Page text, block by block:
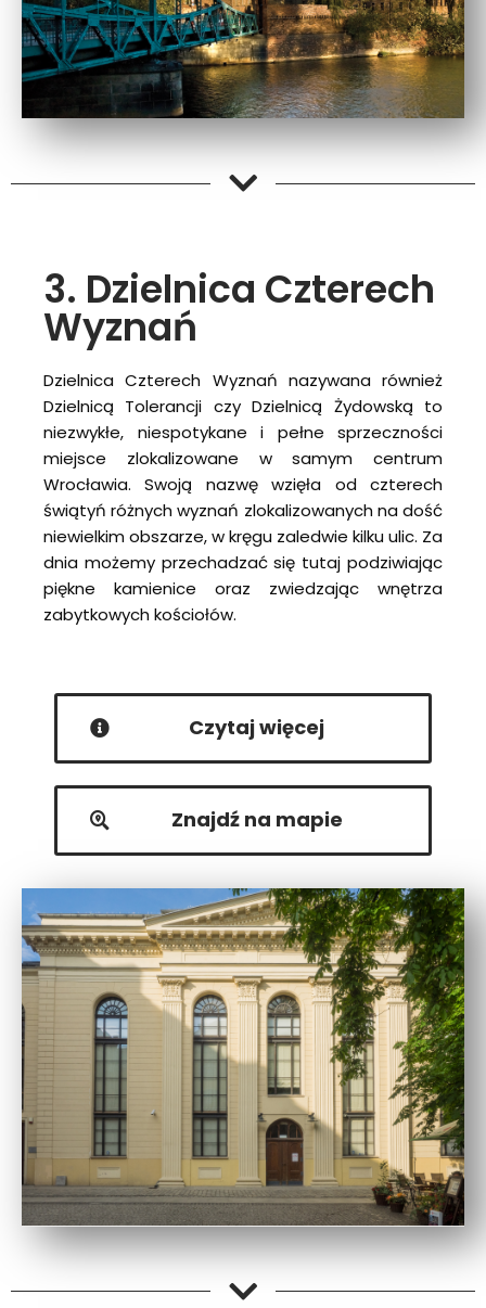
3. Dzielnica Czterech
Wyznań
Dzielnica Czterech Wyznań nazywana również
Dzielnicą Tolerancji czy Dzielnicą Żydowską to
niezwykłe, niespotykane i pełne sprzeczności
miejsce zlokalizowane w samym centrum
Wrocławia. Swoją nazwę wzięła od czterech
świątyń różnych wyznań zlokalizowanych na dość
niewielkim obszarze, w kręgu zaledwie kilku ulic. Za
dnia możemy przechadzać się tutaj podziwiając
piękne kamienice oraz zwiedzając wnętrza
zabytkowych kościołów.
Czytaj więcej
Znajdź na mapie